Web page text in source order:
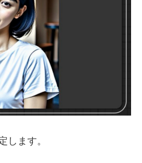
します。